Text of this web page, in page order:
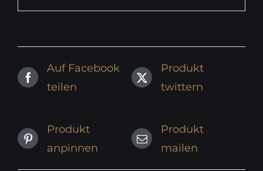
Auf Facebook
teilen
Produkt
twittern
Produkt
anpinnen
Produkt
mailen